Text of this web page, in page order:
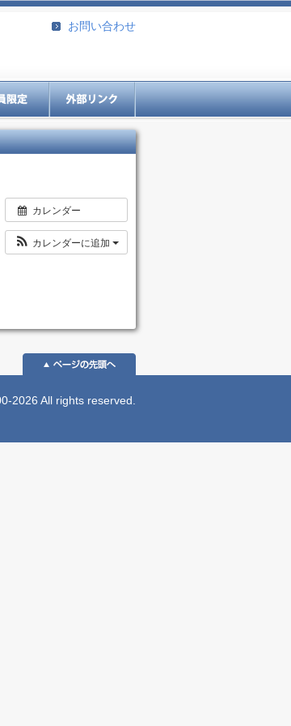
お問い合わせ
カレンダー
カレンダーに追加
2026 All rights reserved.